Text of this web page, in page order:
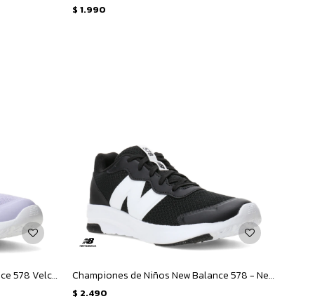
$ 1.990
Championes de Niños New Balance 578 Velcro - Lila - Azul Marino Championes de Niños New Balance 578 - Negro - Blanco
$ 2.490